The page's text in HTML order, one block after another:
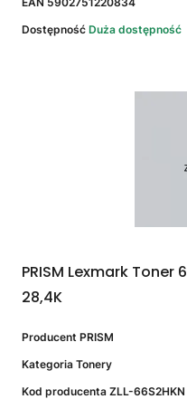
Dostępność Duża dostępność
PRISM Lexmark Toner
28,4K
Producent PRISM
Kategoria Tonery
Kod producenta ZLL-66S2HKN